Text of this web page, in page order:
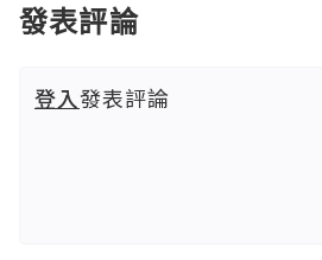
發表評論
登入發表評論